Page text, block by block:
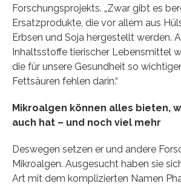
Forschungsprojekts. „Zwar gibt es
Ersatzprodukte, die vor allem aus
Erbsen und Soja hergestellt werden.
Inhaltsstoffe tierischer Lebensmittel
die für unsere Gesundheit so
Fettsäuren fehlen darin.“
Mikroalgen können alles bieten,
auch hat – und noch viel mehr
Deswegen setzen er und andere
Mikroalgen. Ausgesucht haben sie
Art mit dem komplizierten Namen